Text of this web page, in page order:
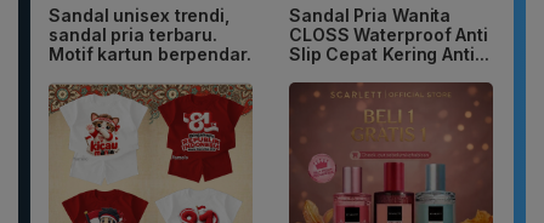
Sandal unisex trendi,
sandal pria terbaru.
Motif kartun berpendar.
Sandal Pria Wanita
CLOSS Waterproof Anti
Slip Cepat Kering Anti...